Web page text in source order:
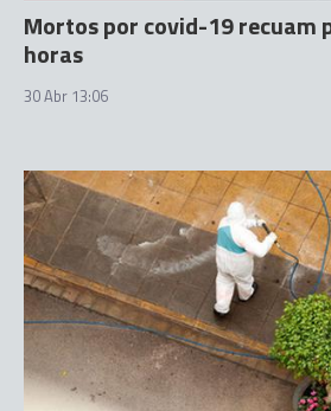
Mortos por covid-19 recuam
horas
30 Abr 13:06